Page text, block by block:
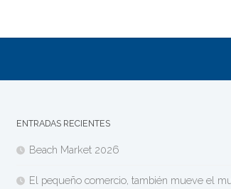
ENTRADAS RECIENTES
Beach Market 2026
El pequeño comercio, también mueve el